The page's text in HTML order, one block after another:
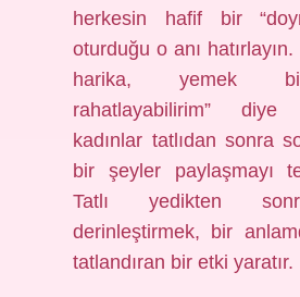
herkesin hafif bir
oturduğu o anı
harika, yemek
rahatlayabilirim” diye
kadınlar tatlıdan sonra
bir şeyler paylaşmayı
Tatlı yedikten
derinleştirmek, bir
tatlandıran bir etki yaratır.